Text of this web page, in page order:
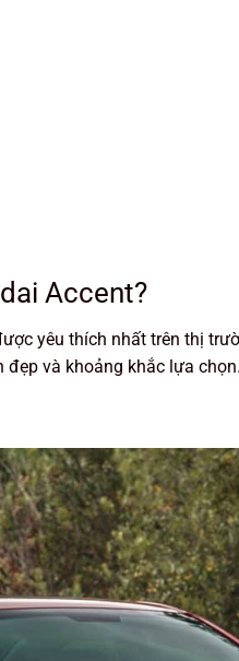
Accent?
yêu thích nhất trên thị
và khoảng khắc lựa